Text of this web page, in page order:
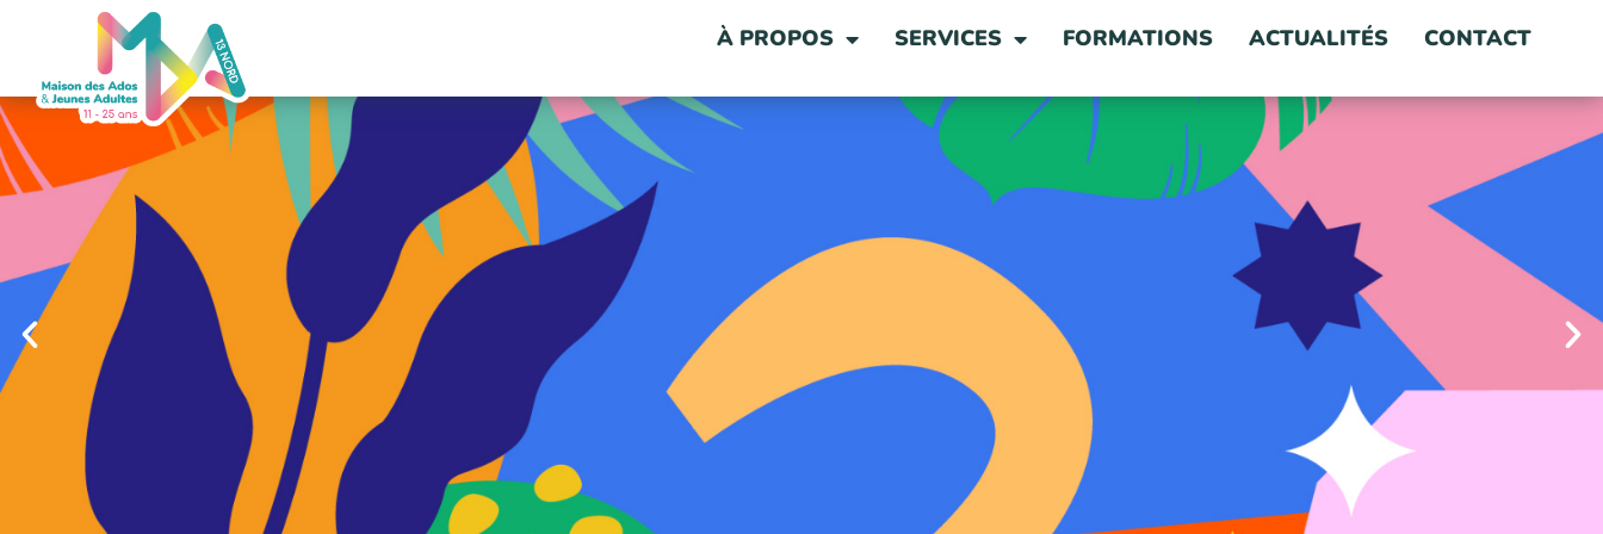
À PROPOS SERVICES FORMATIONS ACTUALITÉS CONTACT